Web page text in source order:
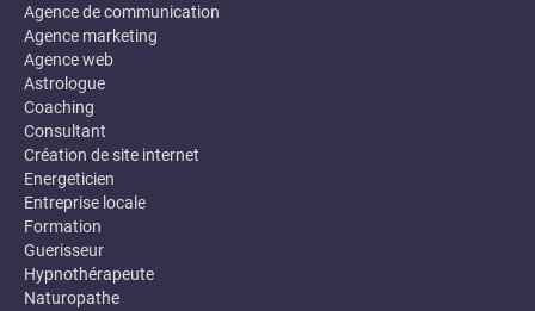
Agence de communication
Agence marketing
Agence web
Astrologue
Coaching
Consultant
Création de site internet
Energeticien
Entreprise locale
Formation
Guerisseur
Hypnothérapeute
Naturopathe